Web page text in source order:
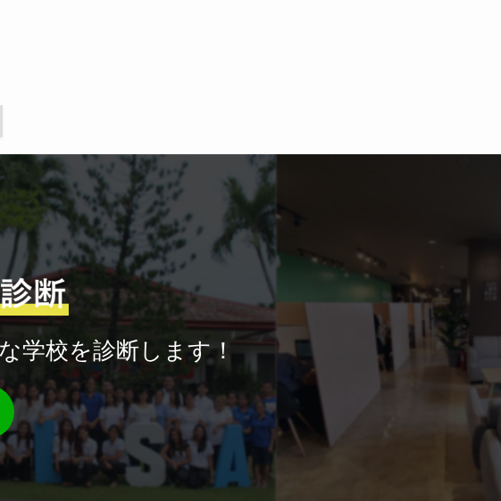
学校を診断します！